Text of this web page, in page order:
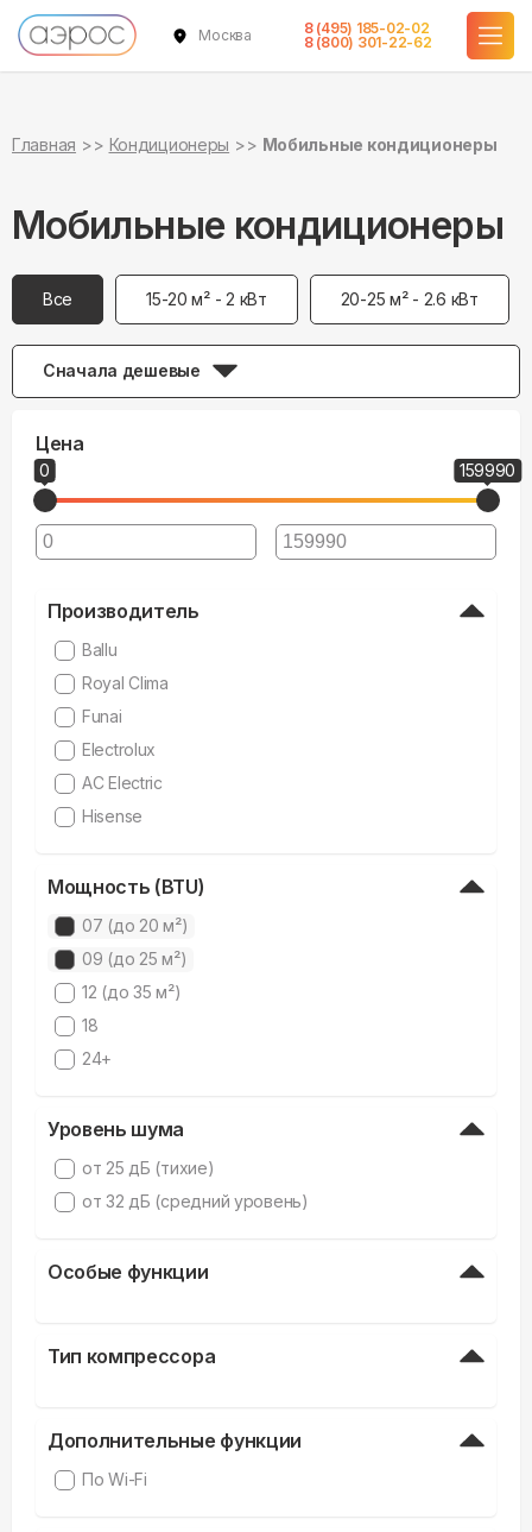
Москва
8 (495) 185-02-02
8 (800) 301-22-62
Главная Кондиционеры Мобильные кондиционеры
Мобильные кондиционеры
Все 15-20 м² - 2 кВт 20-25 м² - 2.6 кВт
Сначала дешевые
Цена
0 159990
Производитель
Ballu
Royal Clima
Funai
Electrolux
AC Electric
Hisense
Мощность (BTU)
07 (до 20 м²)
09 (до 25 м²)
12 (до 35 м²)
18
24+
Уровень шума
от 25 дБ (тихие)
от 32 дБ (средний уровень)
Особые функции
Тип компрессора
Дополнительные функции
По Wi-Fi